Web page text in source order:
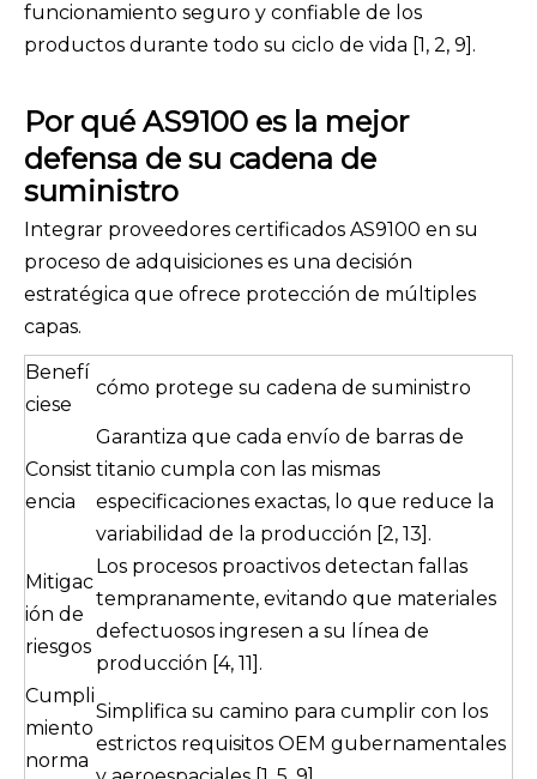
funcionamiento seguro y confiable de los
productos durante todo su ciclo de vida [1, 2, 9].
Por qué AS9100 es la mejor
defensa de su cadena de
suministro
Integrar proveedores certificados AS9100 en su
proceso de adquisiciones es una decisión
estratégica que ofrece protección de múltiples
capas.
Benefí
ciese
cómo protege su cadena de suministro
Consist
encia
Garantiza que cada envío de barras de
titanio cumpla con las mismas
especificaciones exactas, lo que reduce la
variabilidad de la producción [2, 13].
Mitigac
ión de
riesgos
Los procesos proactivos detectan fallas
tempranamente, evitando que materiales
defectuosos ingresen a su línea de
producción [4, 11].
Cumpli
miento
norma
Simplifica su camino para cumplir con los
estrictos requisitos OEM gubernamentales